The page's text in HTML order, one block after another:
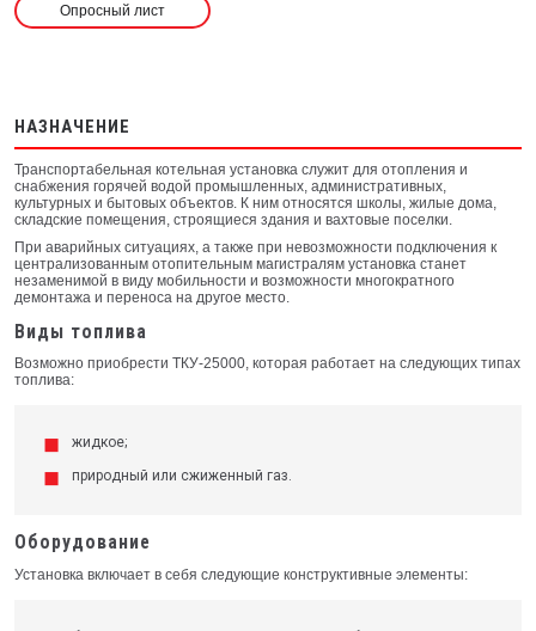
Опросный лист
НАЗНАЧЕНИЕ
Транспортабельная котельная установка служит для отопления и
снабжения горячей водой промышленных, административных,
культурных и бытовых объектов. К ним относятся школы, жилые дома,
складские помещения, строящиеся здания и вахтовые поселки.
При аварийных ситуациях, а также при невозможности подключения к
централизованным отопительным магистралям установка станет
незаменимой в виду мобильности и возможности многократного
демонтажа и переноса на другое место.
Виды топлива
Возможно приобрести ТКУ-25000, которая работает на следующих типах
топлива:
жидкое;
природный или сжиженный газ.
Оборудование
Установка включает в себя следующие конструктивные элементы: